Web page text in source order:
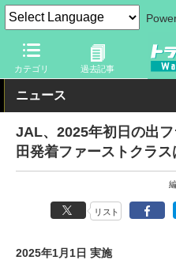
カテゴリ 過去記事
トラベル Watch 企業・政府・
ニュース
JAL、2025年初日の出
田発着ファーストクラス
リスト
2025年1月1日 実施